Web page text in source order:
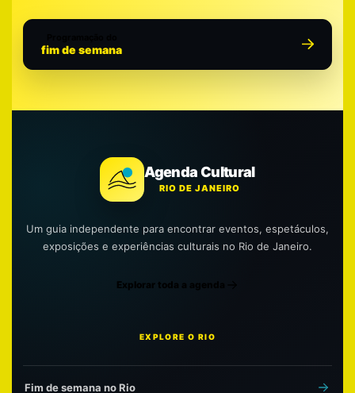
fim de semana
Agenda Cultural
RIO DE JANEIRO
Um guia independente para encontrar eventos, espetáculos,
exposições e experiências culturais no Rio de Janeiro.
Explorar toda a agenda
EXPLORE O RIO
Fim de semana no Rio